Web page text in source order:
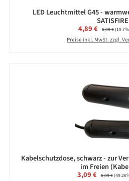
LED Leuchtmittel G45 -
SATISFIRE
Verkaufspreis:
4,89 € Regulärer
6,09 €
Preise inkl. MwSt. zzgl.
Kabelschutzdose, schwarz - zur
im Freien
Verkaufspreis:
3,09 € Regulärer Preis:
6,09 €